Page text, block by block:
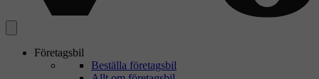
Företagsbil
Beställa företagsbil